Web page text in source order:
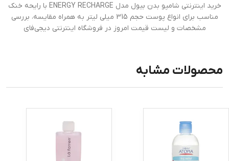
خرید اینترنتی شامپو بدن بیول مدل ENERGY RECHARGE با رایحه خنک
مناسب برای انواع پوست حجم 315 میلی لیتر به همراه مقایسه، بررسی
مشخصات و لیست قیمت امروز در فروشگاه اینترنتی دیجی‌فای
محصولات مشابه